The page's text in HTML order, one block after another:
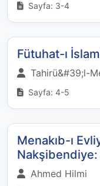
Sayfa: 3-4
Fütuhat-ı
Tahirü&#39;l-
Sayfa: 4-5
Menakıb-ı
Nakşibendiye:
Ahmed Hilmi